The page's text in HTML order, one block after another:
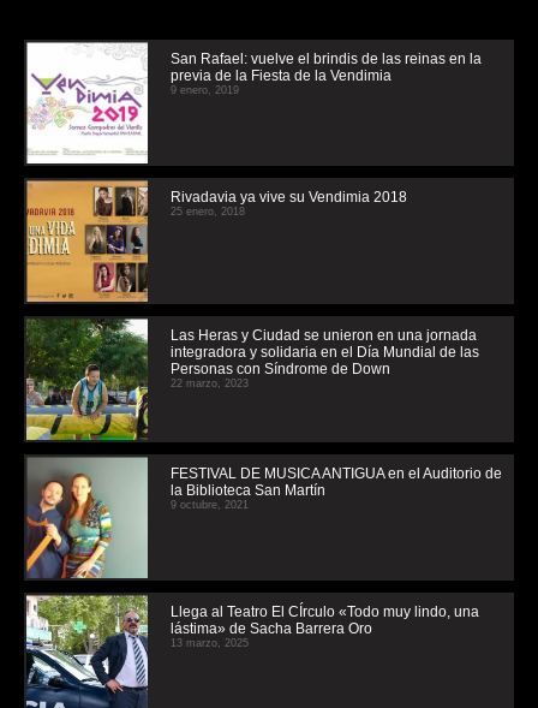
San Rafael: vuelve el brindis de las reinas en la
previa de la Fiesta de la Vendimia
9 enero, 2019
Rivadavia ya vive su Vendimia 2018
25 enero, 2018
Las Heras y Ciudad se unieron en una jornada
integradora y solidaria en el Día Mundial de las
Personas con Síndrome de Down
22 marzo, 2023
FESTIVAL DE MUSICA ANTIGUA en el Auditorio de
la Biblioteca San Martín
9 octubre, 2021
Llega al Teatro El CÍrculo «Todo muy lindo, una
lástima» de Sacha Barrera Oro
13 marzo, 2025